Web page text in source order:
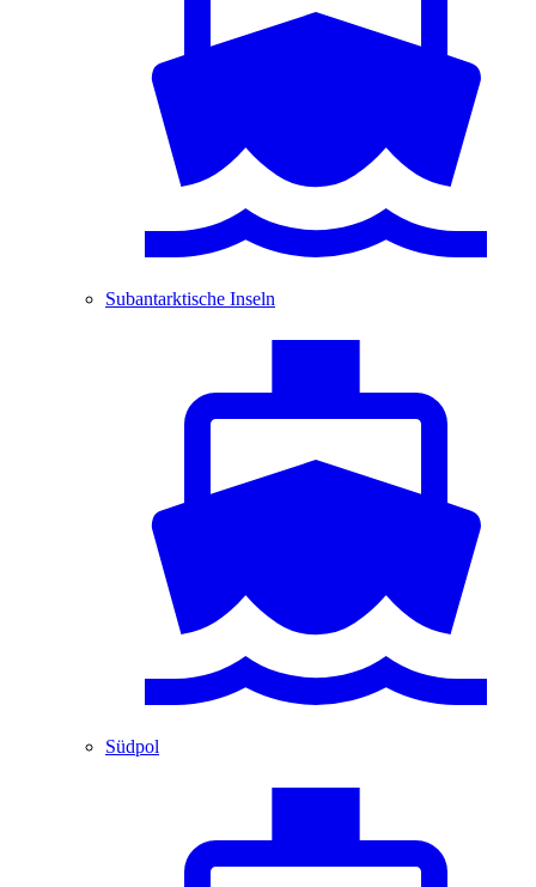
Subantarktische Inseln
Südpol